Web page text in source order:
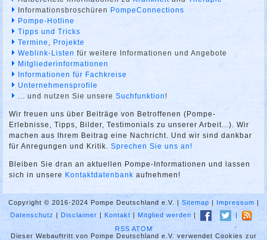
Informationsbroschüren PompeConnections
Pompe-Hotline
Tipps und Tricks
Termine
Projekte
Weblink-Listen für weitere Informationen und Angebote
Mitgliederinformationen
Informationen für Fachkreise
Unternehmensprofile
... und nutzen Sie unsereSuchfunktion !
Wir freuen uns über Beiträge von Betroffenen (Pompe-
Erlebnisse, Tipps, Bilder, Testimonials zu unserer Arbeit...). Wir
machen aus Ihrem Beitrag eine Nachricht. Und wir sind dankbar
für Anregungen und Kritik.Sprechen Sie uns an!
Bleiben Sie dran an aktuellen Pompe-Informationen und lassen
sich in unsere Kontaktdatenbank aufnehmen!
Copyright © 2016-2024 Pompe Deutschland e.V. | Sitemap | Impressum |
Datenschutz | Disclaimer | Kontakt | Mitglied werden |
|
RSS ATOM
Dieser Webauftritt von Pompe Deutschland e.V. verwendet Cookies zur